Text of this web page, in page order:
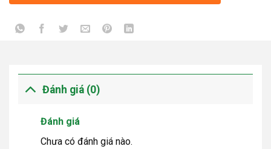
Đánh giá (0)
Đánh giá
Chưa có đánh giá nào.